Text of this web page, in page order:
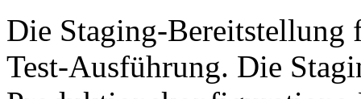
Die Staging-
Test-Ausführung. Die